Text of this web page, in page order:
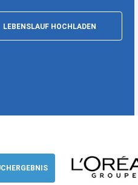
LEBENSLAUF HOCHLADEN
L'Oréal Groupe